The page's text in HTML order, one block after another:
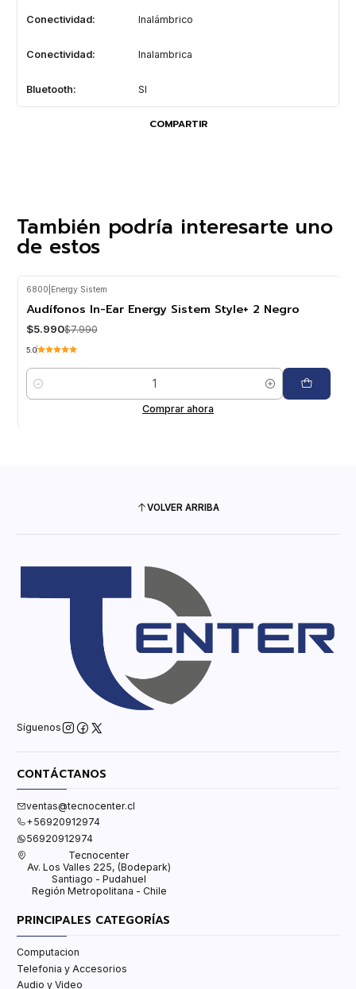
Conectividad: Inalámbrico
Conectividad: Inalambrica
Bluetooth: SI
COMPARTIR
También podría interesarte uno
de estos
6800 Energy Sistem
Audífonos In-Ear Energy Sistem Style+ 2 Negro
$5.990$7.990
5.0
Cantidad
Comprar ahora
VOLVER ARRIBA
Síguenos
CONTÁCTANOS
ventas@tecnocenter.cl
+56920912974
56920912974
Tecnocenter
Av. Los Valles 225, (Bodepark)
Santiago - Pudahuel
Región Metropolitana - Chile
PRINCIPALES CATEGORÍAS
Computacion
Telefonia y Accesorios
Audio y Video